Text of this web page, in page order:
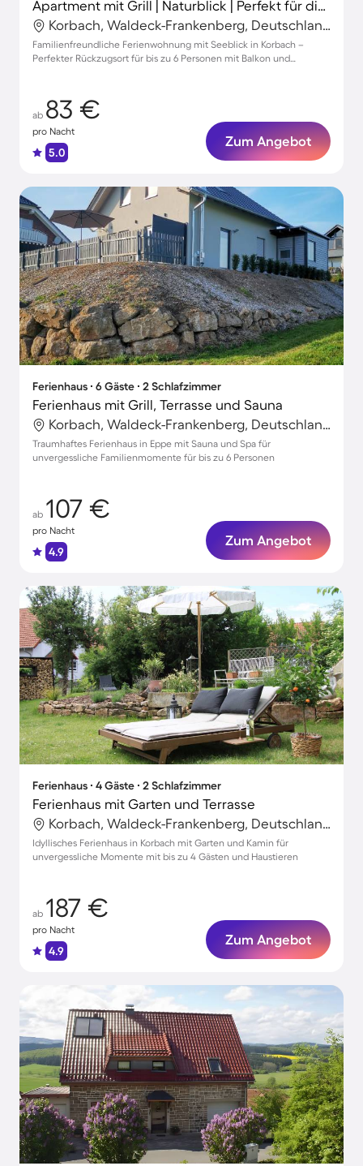
Apartment mit Grill | Naturblick | Perfekt für die Arbeit von Zuhause
Korbach, Waldeck-Frankenberg, Deutschland
Familienfreundliche Ferienwohnung mit Seeblick in Korbach –
Perfekter Rückzugsort für bis zu 6 Personen mit Balkon und
ab 83 €
pro Nacht
5.0
Zum Angebot
Ferienhaus ∙ 6 Gäste ∙ 2 Schlafzimmer
Ferienhaus mit Grill, Terrasse und Sauna
Korbach, Waldeck-Frankenberg, Deutschland
Traumhaftes Ferienhaus in Eppe mit Sauna und Spa für
unvergessliche Familienmomente für bis zu 6 Personen
ab 107 €
pro Nacht
4.9
Zum Angebot
Ferienhaus ∙ 4 Gäste ∙ 2 Schlafzimmer
Ferienhaus mit Garten und Terrasse
Korbach, Waldeck-Frankenberg, Deutschland
Idyllisches Ferienhaus in Korbach mit Garten und Kamin für
unvergessliche Momente mit bis zu 4 Gästen und Haustieren
ab 187 €
pro Nacht
4.9
Zum Angebot